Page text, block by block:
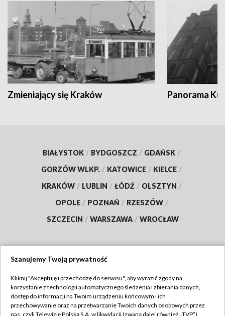
Zmieniający się Kraków Panorama
BIAŁYSTOK / BYDGOSZCZ / GDAŃSK /
GORZÓW WLKP. / KATOWICE / KIELCE /
KRAKÓW / LUBLIN / ŁÓDŹ / OLSZTYN /
OPOLE / POZNAŃ / RZESZÓW /
SZCZECIN / WARSZAWA / WROCŁAW
TVP
Abonament TVP
Regulamin TVP
Szanujemy Twoją prywatność
Kliknij "Akceptuję i przechodzę do serwisu", aby wyrazić zgody na
korzystanie z technologii automatycznego śledzenia i zbierania danych,
dostęp do informacji na Twoim urządzeniu końcowym i ich
przechowywanie oraz na przetwarzanie Twoich danych osobowych przez
nas, czyli Telewizję Polską S.A. w likwidacji (zwaną dalej również „TVP”),